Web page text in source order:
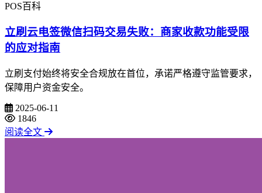
POS百科
立刷云电签微信扫码交易失败：商家收款功能受限
的应对指南
立刷支付始终将安全合规放在首位，承诺严格遵守监管要求，
保障用户资金安全。
2025-06-11
1846
阅读全文